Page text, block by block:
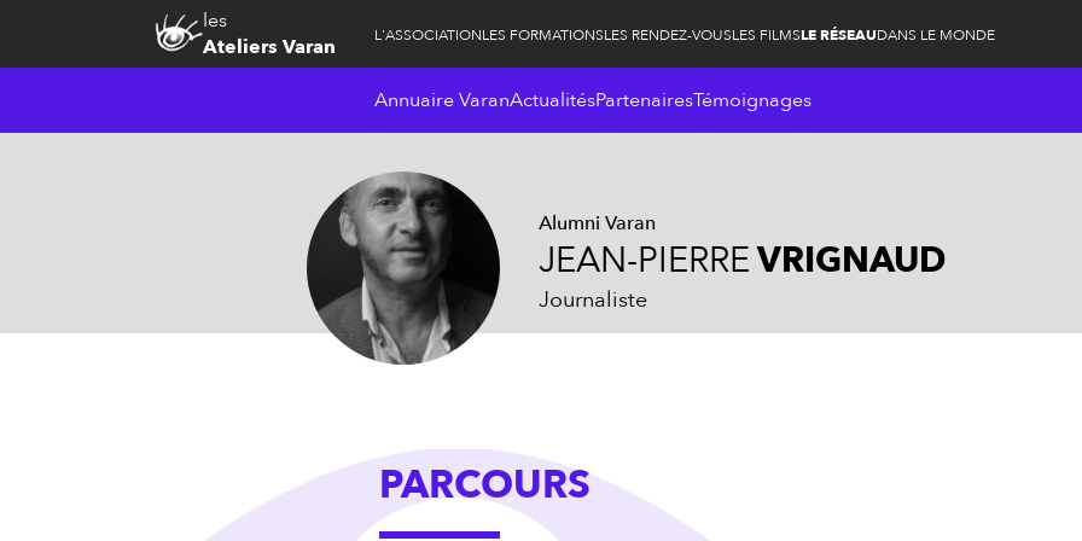
les
Ateliers Varan
L'ASSOCIATIONLES FORMATIONSLES RENDEZ-VOUSLES FILMSLE RÉSEAUDANS LE MONDE
Annuaire VaranActualitésPartenairesTémoignages
Alumni Varan
JEAN-PIERREVRIGNAUD
Journaliste
PARCOURS